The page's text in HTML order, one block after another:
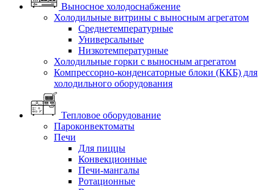
Выносное холодоснабжение
Холодильные витрины с выносным агрегатом
Среднетемпературные
Универсальные
Низкотемпературные
Холодильные горки с выносным агрегатом
Компрессорно-конденсаторные блоки (ККБ) для
холодильного оборудования
Тепловое оборудование
Пароконвектоматы
Печи
Для пиццы
Конвекционные
Печи-мангалы
Ротационные